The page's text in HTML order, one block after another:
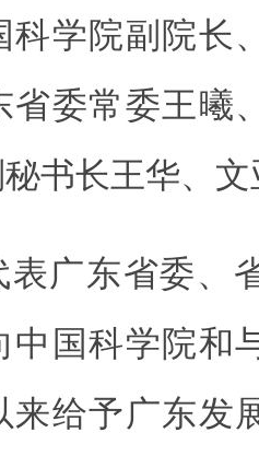
科学院副院长
省委常委王曦
书长王华、
表广东省委、
中国科学院和
来给予广东发